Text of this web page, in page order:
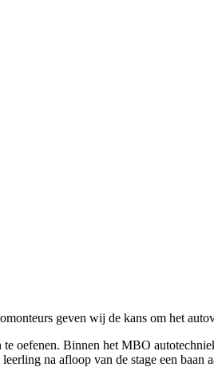
geven wij de kans om het
oefenen. Binnen het MBO
na afloop van de stage een baan